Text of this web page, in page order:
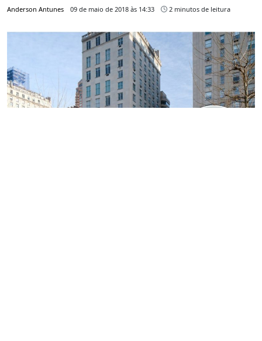
Anderson Antunes 09 de maio de 2018 às 14:33 2 minutos de leitura